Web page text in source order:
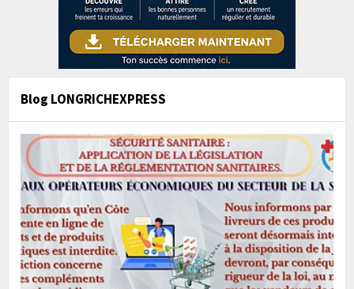
Blog LONGRICHEXPRESS